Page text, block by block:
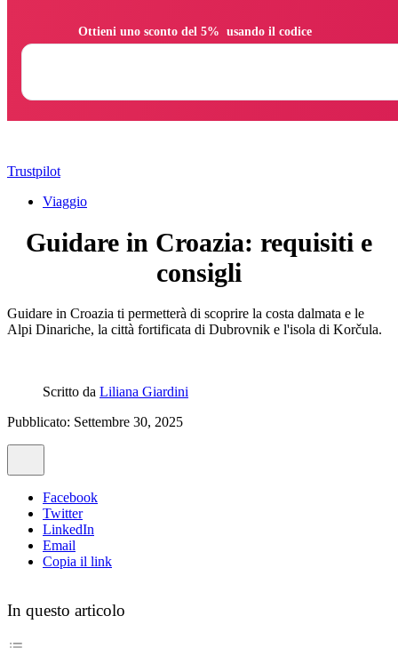
Trustpilot
Viaggio
Guidare in Croazia: requisiti e
consigli
Guidare in Croazia ti permetterà di scoprire la costa dalmata e le
Alpi Dinariche, la città fortificata di Dubrovnik e l'isola di Korčula.
Scritto da Liliana Giardini
Pubblicato: Settembre 30, 2025
Facebook
Twitter
LinkedIn
Email
Copia il link
In questo articolo